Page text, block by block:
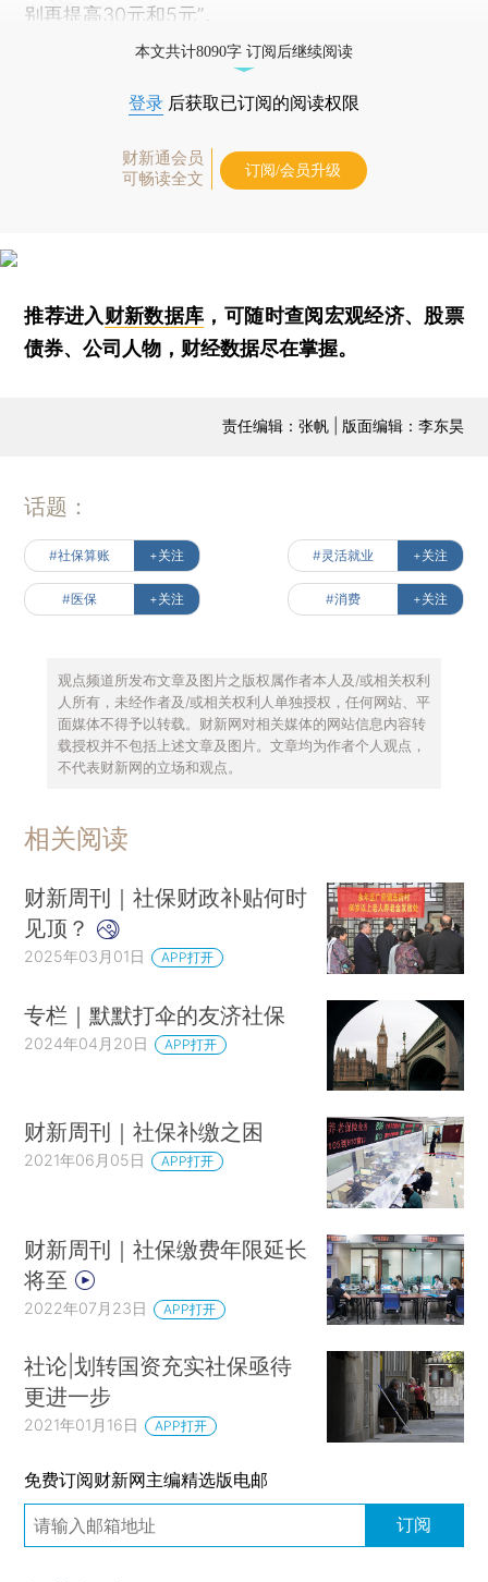
别再提高30元和5元”。
本文共计8090字 订阅后继续阅读
登录 后获取已订阅的阅读权限
财新通会员
可畅读全文
订阅/会员升级
推荐进入财新数据库 ，可随时查阅宏观经济、股票
债券、公司人物，财经数据尽在掌握。
责任编辑：张帆 | 版面编辑：李东昊
话题：
#社保算账 +关注 #灵活就业 +关注
#医保 +关注 #消费 +关注
观点频道所发布文章及图片之版权属作者本人及/或相关权利
人所有，未经作者及/或相关权利人单独授权，任何网站、平
面媒体不得予以转载。财新网对相关媒体的网站信息内容转
载授权并不包括上述文章及图片。文章均为作者个人观点，
不代表财新网的立场和观点。
相关阅读
财新周刊｜社保财政补贴何时
见顶？
2025年03月01日 APP打开
专栏｜默默打伞的友济社保
2024年04月20日 APP打开
财新周刊｜社保补缴之困
2021年06月05日 APP打开
财新周刊｜社保缴费年限延长
将至
2022年07月23日 APP打开
社论|划转国资充实社保亟待
更进一步
2021年01月16日 APP打开
免费订阅财新网主编精选版电邮
订阅